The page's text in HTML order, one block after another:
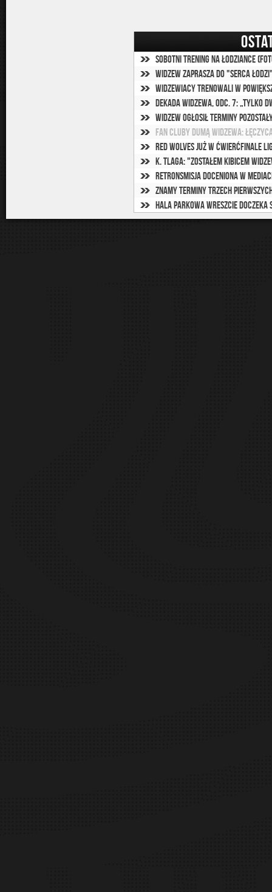
Sobotni trening na Łodziance
Widzew zaprasza do "Serca
Widzewiacy trenowali w
Dekada Widzewa, odc. 7: „Tylko
Widzew ogłosił terminy
Fan cluby dumą Widzewa:
Red Wolves już w ćwierćfinale
K. Tlaga: "Zostałem kibicem
RETROnsmisja doceniona w
Znamy terminy trzech
Hala Parkowa wreszcie doczeka